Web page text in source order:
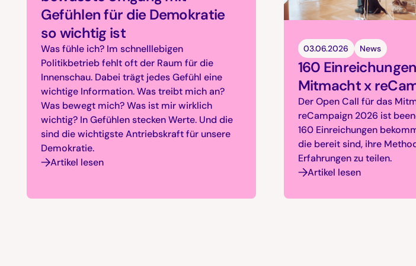
Gefühlen für die Demokratie
so wichtig ist
Was fühle ich? Im schnelllebigen
Politikbetrieb fehlt oft der Raum für die
Innenschau. Dabei trägt jedes Gefühl eine
wichtige Information. Was treibt mich an?
Was bewegt mich? Was ist mir wirklich
wichtig? In Gefühlen stecken Werte. Und die
sind die wichtigste Antriebskraft für unsere
Demokratie.
Artikel lesen
03.06.2026 News
160
Mitmacht x
Der Open Call für das
reCampaign 2026 ist
160 Einreichungen
die bereit sind, ihre
Erfahrungen zu teilen.
Artikel lesen